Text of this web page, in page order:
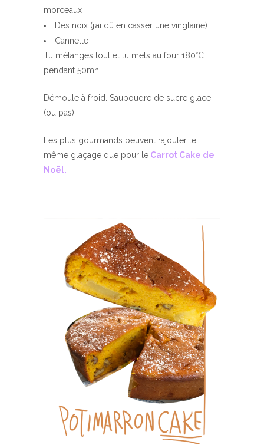
morceaux
Des noix (j’ai dû en casser une vingtaine)
Cannelle
Tu mélanges tout et tu mets au four 180°C
pendant 50mn.
Démoule à froid. Saupoudre de sucre glace
(ou pas).
Les plus gourmands peuvent rajouter le
même glaçage que pour le Carrot Cake de
Noël.